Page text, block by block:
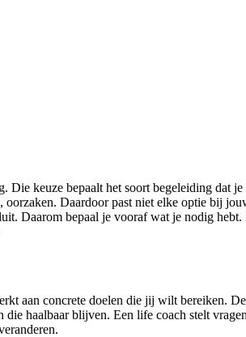
Die keuze bepaalt het soort begeleiding
Daardoor past niet elke optie bij
Daarom bepaal je vooraf wat je nodig
aan concrete doelen die jij wilt bereiken.
die haalbaar blijven. Een life coach stelt